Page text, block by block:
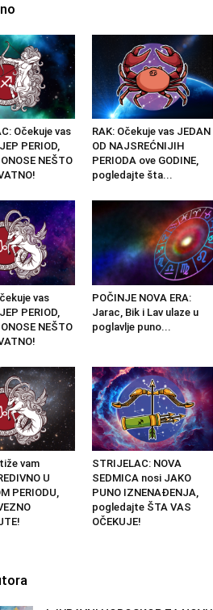
Očekuje vas
PERIOD,
NEŠTO
RAK: Očekuje vas JEDAN
OD NAJSREĆNIJIH
PERIODA ove GODINE,
pogledajte šta...
vas
PERIOD,
NEŠTO
POČINJE NOVA ERA:
Jarac, Bik i Lav ulaze u
poglavlje puno...
vam
U
PERIODU,
STRIJELAC: NOVA
SEDMICA nosi JAKO
PUNO IZNENAĐENJA,
pogledajte ŠTA VAS
OČEKUJE!